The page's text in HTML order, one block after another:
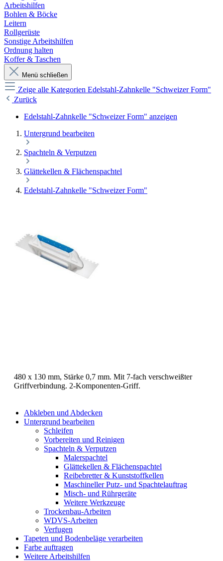
Arbeitshilfen
Bohlen & Böcke
Leitern
Rollgerüste
Sonstige Arbeitshilfen
Ordnung halten
Koffer & Taschen
Menü schließen
Zeige alle Kategorien Edelstahl-Zahnkelle "Schweizer Form"
Zurück
Edelstahl-Zahnkelle "Schweizer Form" anzeigen
Untergrund bearbeiten
Spachteln & Verputzen
Glättekellen & Flächenspachtel
Edelstahl-Zahnkelle "Schweizer Form"
480 x 130 mm, Stärke 0,7 mm. Mit 7-fach verschweißter
Griffverbindung. 2-Komponenten-Griff.
Abkleben und Abdecken
Untergrund bearbeiten
Schleifen
Vorbereiten und Reinigen
Spachteln & Verputzen
Malerspachtel
Glättekellen & Flächenspachtel
Reibebretter & Kunststoffkellen
Maschineller Putz- und Spachtelauftrag
Misch- und Rührgeräte
Weitere Werkzeuge
Trockenbau-Arbeiten
WDVS-Arbeiten
Verfugen
Tapeten und Bodenbeläge verarbeiten
Farbe auftragen
Weitere Arbeitshilfen